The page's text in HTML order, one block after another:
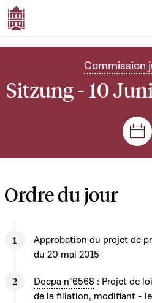
Commission
Sitzung - 10
Ordre du jour
Approbation du projet de
du 20 mai 2015
Docpa n°6568 : Projet de
de la filiation, modifiant -